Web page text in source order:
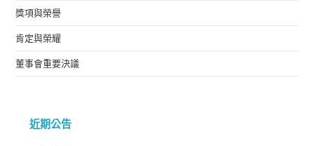
獎項與榮譽
肯定與榮耀
董事會重要決議
近期公告